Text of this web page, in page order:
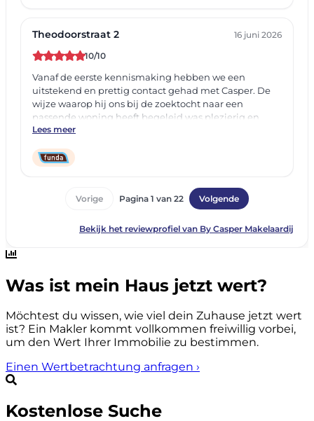
Was ist mein Haus jetzt wert?
Möchtest du wissen, wie viel dein Zuhause jetzt wert
ist? Ein Makler kommt vollkommen freiwillig vorbei,
um den Wert Ihrer Immobilie zu bestimmen.
Einen Wertbetrachtung anfragen ›
Kostenlose Suche